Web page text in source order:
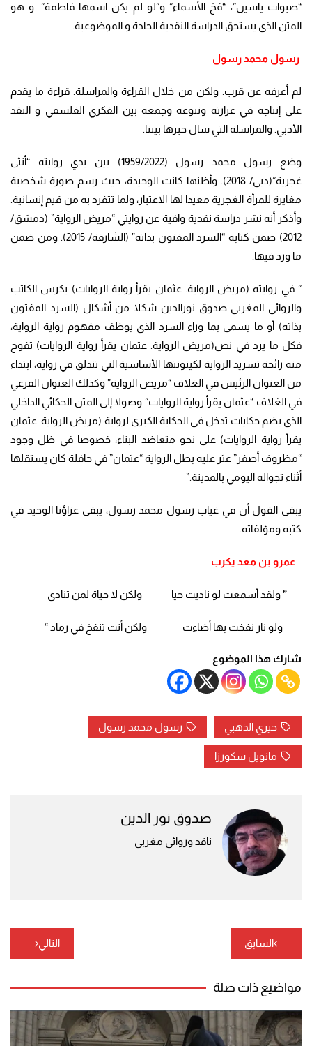
“صبوات ياسين”، “فخ الأسماء” و”لو لم يكن اسمها فاطمة”. و هو
المتن الذي يستحق الدراسة النقدية الجادة و الموضوعية.
رسول محمد رسول
لم أعرفه عن قرب. ولكن من خلال القراءة والمراسلة. قراءة ما يقدم
على إنتاجه في غزارته وتنوعه وجمعه بين الفكري الفلسفي و النقد
الأدبي. والمراسلة التي سال حبرها بيننا.
وضع رسول محمد رسول (1959/2022) بين يدي روايته “أنثى
غجرية”(دبي/ 2018). وأظنها كانت الوحيدة، حيث رسم صورة شخصية
مغايرة للمرأة الغجرية معيدا لها الاعتبار، ولما تتفرد به من قيم إنسانية.
وأذكر أنه نشر دراسة نقدية وافية عن روايتي “مريض الرواية” (دمشق/
2012) ضمن كتابه “السرد المفتون بذاته” (الشارقة/ 2015). ومن ضمن
ما ورد فيها:
” في روايته (مريض الرواية. عثمان يقرأ رواية الروايات) يكرس الكاتب
والروائي المغربي صدوق نورالدين شكلا من أشكال (السرد المفتون
بذاته) أو ما يسمى بما وراء السرد الذي يوظف مفهوم رواية الرواية،
فكل ما يرد في نص(مريض الرواية. عثمان يقرأ رواية الروايات) تفوح
منه رائحة تسريد الرواية لكينونتها الأساسية التي تندلق في رواية، ابتداء
من العنوان الرئيس في الغلاف “مريض الرواية” وكذلك العنوان الفرعي
في الغلاف “عثمان يقرأ رواية الروايات” وصولا إلى المتن الحكائي الداخلي
الذي يضم حكايات تدخل في الحكاية الكبرى لرواية (مريض الرواية. عثمان
يقرأ رواية الروايات) على نحو متعاضد البناء، خصوصا في ظل وجود
“مظروف أصفر” عثر عليه بطل الرواية “عثمان” في حافلة كان يستقلها
أثناء تجواله اليومي بالمدينة.”
يبقى القول أن في غياب رسول محمد رسول، يبقى عزاؤنا الوحيد في
كتبه ومؤلفاته.
عمرو بن معد يكرب
”ولقد أسمعت لو ناديت حيا ولكن لا حياة لمن تنادي
ولو نار نفخت بها أضاءت ولكن أنت تنفخ في رماد “
شارك هذا الموضوع
خيري الذهبي رسول محمد رسول
مانويل سكورزا
صدوق نور الدين
ناقد وروائي مغربي
تصفّح
المقالات
السابق التالي
مواضيع ذات صلة